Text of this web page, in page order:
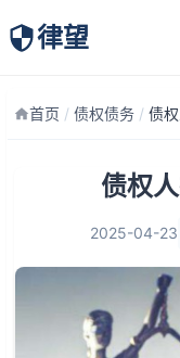
律望
律师团队
首页 / 债权债务 / 债
债权
2025-04-23